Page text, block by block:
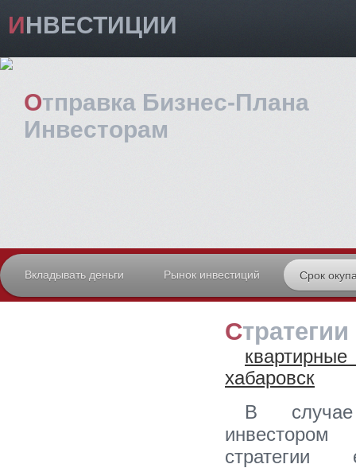
ИНВЕСТИЦИИ
Отправка Бизнес-Плана
Инвесторам
Вкладывать деньги Рынок инвестиций Срок
Стратегии
хабаровск
В случае
стратегии